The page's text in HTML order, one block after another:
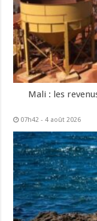
Mali : les
07h42 - 4 août 2026